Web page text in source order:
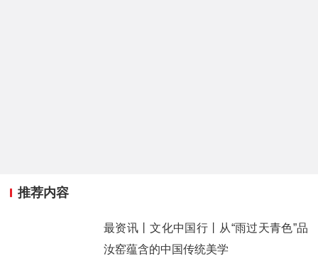
推荐内容
最资讯丨文化中国行丨从“雨过天青色”品
汝窑蕴含的中国传统美学